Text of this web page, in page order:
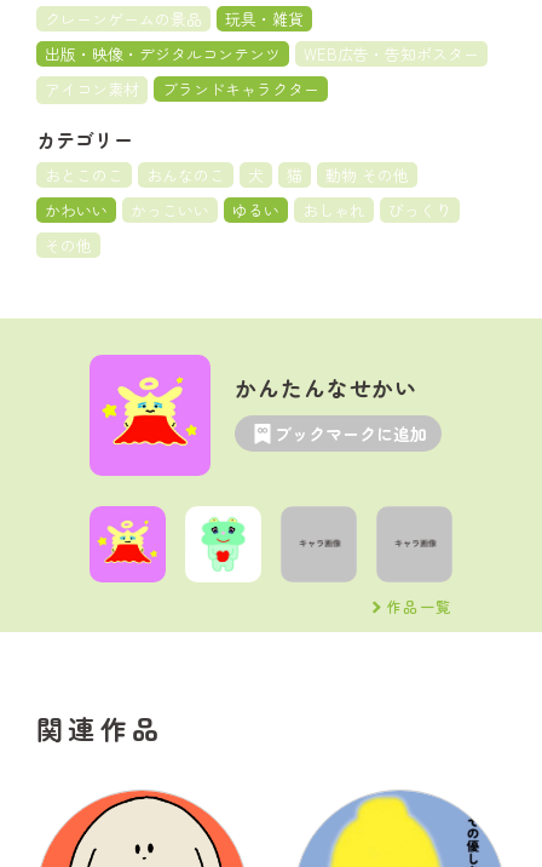
クレーンゲームの景品
玩具・雑貨
出版・映像・デジタルコンテンツ
WEB広告・告知ポスター
アイコン素材
ブランドキャラクター
カテゴリー
おとこのこ おんなのこ 犬 猫
動物 その他
かわいい
かっこいい ゆるい おしゃれ
びっくり
その他
かんたんなせかい
ブックマークに追加
作品一覧
関連作品